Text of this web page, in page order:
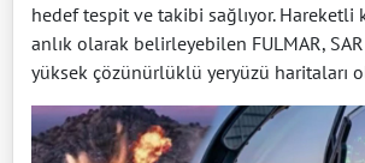
hedef tespit ve takibi sağlıyor. Hareketli
anlık olarak belirleyebilen FULMAR,
yüksek çözünürlüklü yeryüzü haritaları